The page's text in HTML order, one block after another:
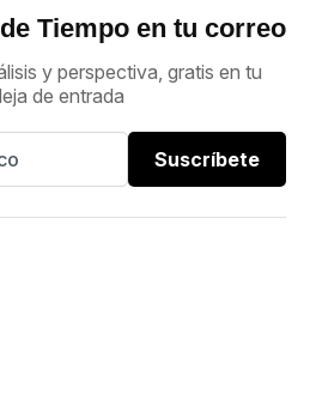
Tiempo en tu correo
y perspectiva, gratis en tu
de entrada
Suscríbete